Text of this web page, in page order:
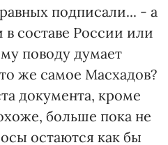
подписали... - а
в составе России или
поводу думает
же самое Масхадов?
документа, кроме
больше пока не
остаются как бы